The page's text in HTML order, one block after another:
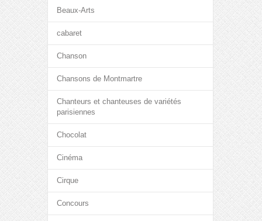
Beaux-Arts
cabaret
Chanson
Chansons de Montmartre
Chanteurs et chanteuses de variétés
parisiennes
Chocolat
Cinéma
Cirque
Concours